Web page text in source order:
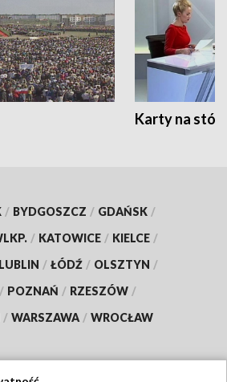
Karty na
/ BYDGOSZCZ / GDAŃSK /
/ KATOWICE / KIELCE /
LUBLIN / ŁÓDŹ / OLSZTYN /
/ POZNAŃ / RZESZÓW /
/ WARSZAWA / WROCŁAW